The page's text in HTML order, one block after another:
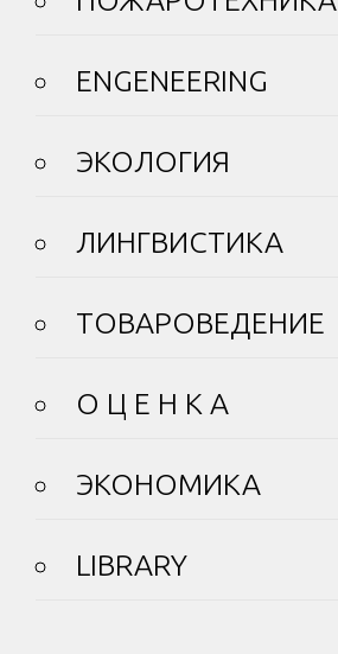
ENGENEERING
ЭКОЛОГИЯ
ЛИНГВИСТИКА
ТОВАРОВЕДЕНИЕ
О Ц Е Н К А
ЭКОНОМИКА
LIBRARY